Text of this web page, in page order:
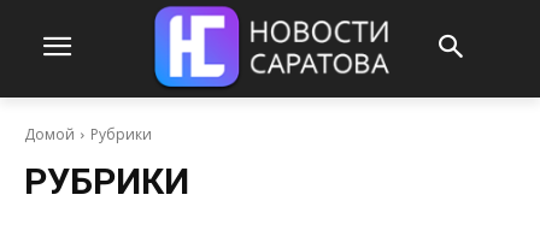
Домой Рубрики
РУБРИКИ